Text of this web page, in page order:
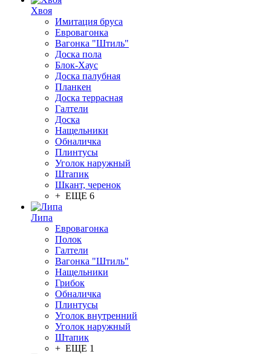
Хвоя
Имитация бруса
Евровагонка
Вагонка "Штиль"
Доска пола
Блок-Хаус
Доска палубная
Планкен
Доска террасная
Галтели
Доска
Нащельники
Обналичка
Плинтусы
Уголок наружный
Штапик
Шкант, черенок
+ ЕЩЕ 6
Липа
Евровагонка
Полок
Галтели
Вагонка "Штиль"
Нащельники
Грибок
Обналичка
Плинтусы
Уголок внутренний
Уголок наружный
Штапик
+ ЕЩЕ 1